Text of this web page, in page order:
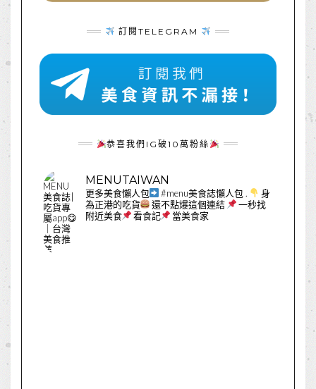
訂閱TELEGRAM
恭喜我們IG破10萬粉絲
MENUTAIWAN
更多美食懶人包 #menu美食誌懶人包 .
身
為正港的吃貨
還不點爆這個連結
一秒找
附近美食
看食記 當美食家